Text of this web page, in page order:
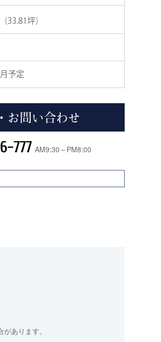
（33.81坪）
予定
お問い合わせ
777 AM9:30～PM8:00
あります。